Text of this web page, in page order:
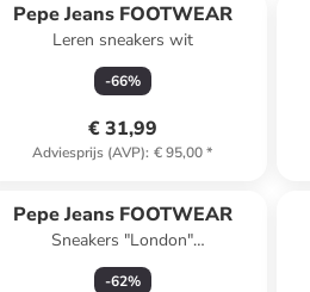
Pepe Jeans FOOTWEAR
Leren sneakers wit
-66%
€ 31,99
Adviesprijs (AVP): € 95,00*
Pepe Jeans FOOTWEAR
Sneakers "London"
grijs/blauw/crème
-62%